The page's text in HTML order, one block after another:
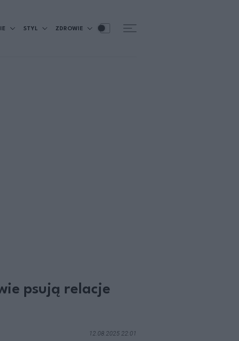
STYL ZDROWIE
psują relacje
12.08.2025 22:01